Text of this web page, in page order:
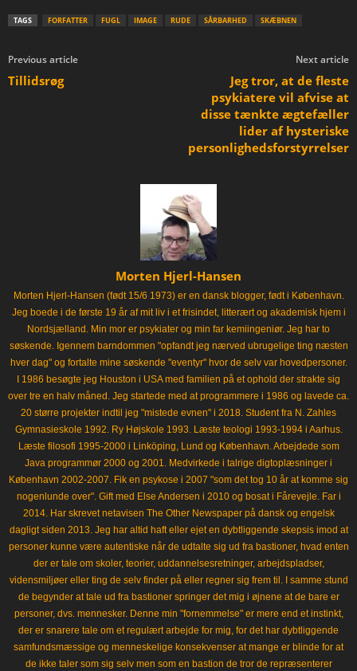
TAGS FORFATTER FUGL IMAGE RUDE SÅRBARHED SKÆBNEN
Previous article
Tillidsrøg
Next article
Jeg tror, at de fleste
psykiatere vil afvise at
disse tænkte ægtefæller
lider af hysteriske
personlighedsforstyrrelser
Morten Hjerl-Hansen
Morten Hjerl-Hansen (født 15/6 1973) er en dansk blogger, født i København.
Jeg boede i de første 19 år af mit liv i et frisindet, litterært og akademisk hjem i
Nordsjælland. Min mor er psykiater og min far kemiingeniør. Jeg har to
søskende. Igennem barndommen "opfandt jeg nærved ubrugelige ting næsten
hver dag" og fortalte mine søskende "eventyr" hvor de selv var hovedpersoner.
I 1986 besøgte jeg Houston i USA med familien på et ophold der strakte sig
over tre en halv måned. Jeg startede med at programmere i 1986 og lavede ca.
20 større projekter indtil jeg "mistede evnen" i 2018. Student fra N. Zahles
Gymnasieskole 1992. Ry Højskole 1993. Læste teologi 1993-1994 i Aarhus.
Læste filosofi 1995-2000 i Linköping, Lund og København. Arbejdede som
Java programmør 2000 og 2001. Medvirkede i talrige digtoplæsninger i
København 2002-2007. Fik en psykose i 2007 "som det tog 10 år at komme sig
nogenlunde over". Gift med Else Andersen i 2010 og bosat i Fårevejle. Far i
2014. Har skrevet netavisen The Other Newspaper på dansk og engelsk
dagligt siden 2013. Jeg har altid haft eller ejet en dybtliggende skepsis imod at
personer kunne være autentiske når de udtalte sig ud fra bastioner, hvad enten
der er tale om skoler, teorier, uddannelsesretninger, arbejdspladser,
vidensmiljøer eller ting de selv finder på eller regner sig frem til. I samme stund
de begynder at tale ud fra bastioner springer det mig i øjnene at de bare er
personer, dvs. mennesker. Denne min "fornemmelse" er mere end et instinkt,
der er snarere tale om et regulært arbejde for mig, for det har dybtliggende
samfundsmæssige og menneskelige konsekvenser at mange er blinde for at
de ikke taler som sig selv men som en bastion de tror de repræsenterer